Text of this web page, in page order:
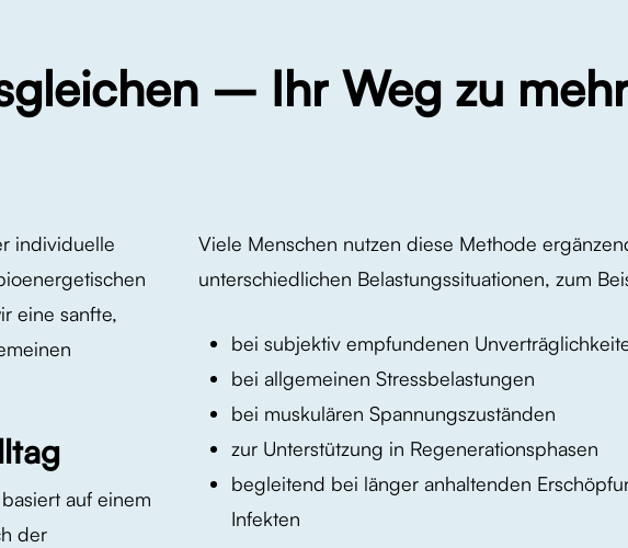
– Ihr Weg zu
individuelle
eine sanfte,
auf einem
der
Viele Menschen nutzen diese Methode
unterschiedlichen Belastungssituationen, zum
bei subjektiv empfundenen
bei allgemeinen Stressbelastungen
bei muskulären Spannungszuständen
zur Unterstützung in Regenerationsphasen
begleitend bei länger anhaltenden
Infekten